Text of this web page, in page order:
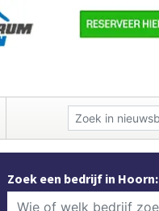
Zoek een bedrijf in Hoorn: